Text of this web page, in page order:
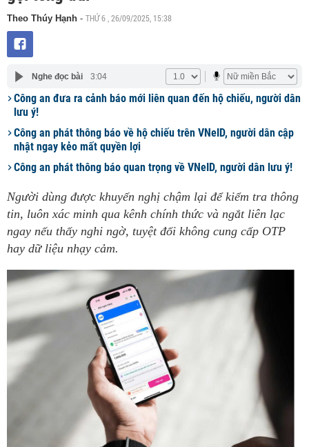
Theo Thúy Hạnh - THỨ 6 , 26/09/2025, 15:38
Nghe đọc bài 3:04
Công an đưa ra cảnh báo mới liên quan đến hộ chiếu, người dân
lưu ý!
Công an phát thông báo về hộ chiếu trên VNeID, người dân cập
nhật ngay kẻo mất quyền lợi
Công an phát thông báo quan trọng về VNeID, người dân lưu ý!
Người dùng được khuyến nghị chậm lại để kiểm tra thông
tin, luôn xác minh qua kênh chính thức và ngắt liên lạc
ngay nếu thấy nghi ngờ, tuyệt đối không cung cấp OTP
hay dữ liệu nhạy cảm.